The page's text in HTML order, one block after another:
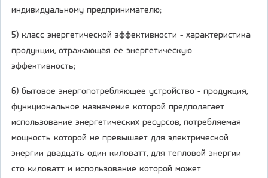
индивидуальному предпринимателю;
5) класс энергетической эффективности - характеристика
продукции, отражающая ее энергетическую
эффективность;
6) бытовое энергопотребляющее устройство - продукция,
функциональное назначение которой предполагает
использование энергетических ресурсов, потребляемая
мощность которой не превышает для электрической
энергии двадцать один киловатт, для тепловой энергии
сто киловатт и использование которой может